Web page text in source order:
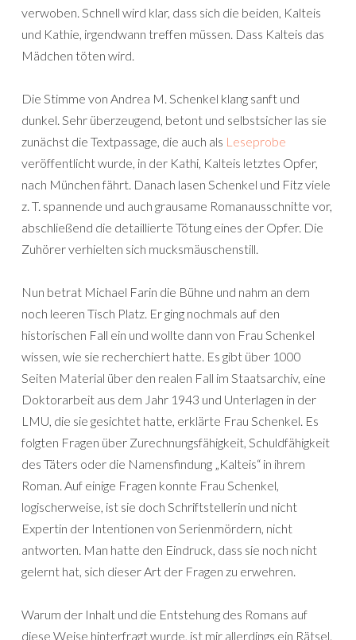
verwoben. Schnell wird klar, dass sich die beiden, Kalteis
und Kathie, irgendwann treffen müssen. Dass Kalteis das
Mädchen töten wird.
Die Stimme von Andrea M. Schenkel klang sanft und
dunkel. Sehr überzeugend, betont und selbstsicher las sie
zunächst die Textpassage, die auch als Leseprobe
veröffentlicht wurde, in der Kathi, Kalteis letztes Opfer,
nach München fährt. Danach lasen Schenkel und Fitz viele
z. T. spannende und auch grausame Romanausschnitte vor,
abschließend die detaillierte Tötung eines der Opfer. Die
Zuhörer verhielten sich mucksmäuschenstill.
Nun betrat Michael Farin die Bühne und nahm an dem
noch leeren Tisch Platz. Er ging nochmals auf den
historischen Fall ein und wollte dann von Frau Schenkel
wissen, wie sie recherchiert hatte. Es gibt über 1000
Seiten Material über den realen Fall im Staatsarchiv, eine
Doktorarbeit aus dem Jahr 1943 und Unterlagen in der
LMU, die sie gesichtet hatte, erklärte Frau Schenkel. Es
folgten Fragen über Zurechnungsfähigkeit, Schuldfähigkeit
des Täters oder die Namensfindung „Kalteis“ in ihrem
Roman. Auf einige Fragen konnte Frau Schenkel,
logischerweise, ist sie doch Schriftstellerin und nicht
Expertin der Intentionen von Serienmördern, nicht
antworten. Man hatte den Eindruck, dass sie noch nicht
gelernt hat, sich dieser Art der Fragen zu erwehren.
Warum der Inhalt und die Entstehung des Romans auf
diese Weise hinterfragt wurde, ist mir allerdings ein Rätsel.